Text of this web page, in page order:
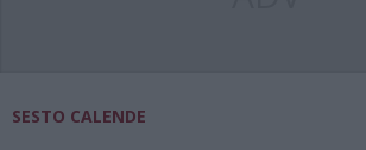
SESTO CALENDE